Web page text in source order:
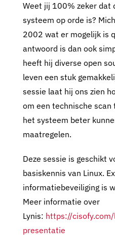
Weet jij 100% zeker dat
systeem op orde is?
2002 wat er mogelijk is
antwoord is dan ook
heeft hij diverse open
leven een stuk
sessie laat hij ons zien
om een technische scan
het systeem beter
maatregelen.
Deze sessie is geschikt
basiskennis van Linux.
informatiebeveiliging is
Meer informatie over
Lynis: https://
presentatie